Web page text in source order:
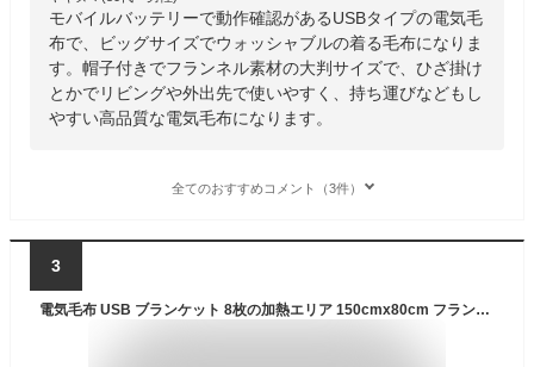
モバイルバッテリーで動作確認があるUSBタイプの電気毛
布で、ビッグサイズでウォッシャブルの着る毛布になりま
す。帽子付きでフランネル素材の大判サイズで、ひざ掛け
とかでリビングや外出先で使いやすく、持ち運びなどもし
やすい高品質な電気毛布になります。
全てのおすすめコメント（3件）
3
電気毛布 USB ブランケット 8枚の加熱エリア 150cmx80cm フランネル素材 ファスナー付き 3段階温度調整 省エネ 肩掛け 膝掛け オフィス アウトドア泊用 車中泊 洗える 防寒対策 暖房器具 (グレー 150x80cm)